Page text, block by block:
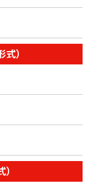
）